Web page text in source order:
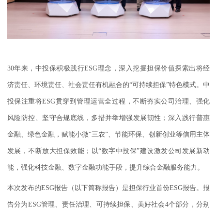
30年来，中投保积极践行ESG理念，深入挖掘担保价值探索出将经
济责任、环境责任、社会责任有机融合的“可持续担保”特色模式。中
投保注重将ESG贯穿到管理运营全过程，不断夯实公司治理、强化
风险防控、坚守合规底线，多措并举增强发展韧性；深入践行普惠
金融、绿色金融，赋能小微“三农”、节能环保、创新创业等信用主体
发展，不断放大担保效能；以“数字中投保”建设激发公司发展新动
能，强化科技金融、数字金融功能手段，提升综合金融服务能力。
本次发布的ESG报告（以下简称报告）是担保行业首份ESG报告。报
告分为ESG管理、责任治理、可持续担保、美好社会4个部分，分别